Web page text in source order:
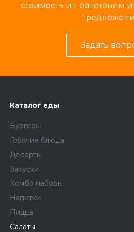
стоимость и подготовим
Задать
Каталог еды
Бургеры
Горячие блюда
Десерты
Закуски
Комбо наборы
Напитки
Пицца
Салаты